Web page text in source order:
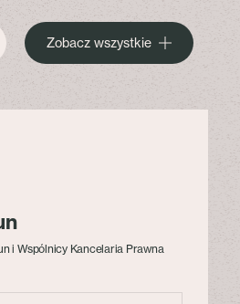
Zobacz wszystkie
i Wspólnicy Kancelaria Prawna